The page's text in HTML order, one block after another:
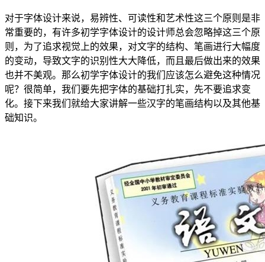
对于字体设计来说，易辨性、可读性和艺术性这三个原则是非
常重要的，有许多初学字体设计的设计师总会忽略掉这三个原
则，为了追求视觉上的效果，对文字的结构、笔画进行大幅度
的变动，导致文字的识别性大大降低，而且最后做出来的效果
也并不美观。那么初学字体设计的我们应该怎么避免这种情况
呢？很简单，我们要先把字体的基础打扎实，先不要追求变
化。接下来我们就给大家讲解一些汉字的笔画结构以及其他基
础知识。